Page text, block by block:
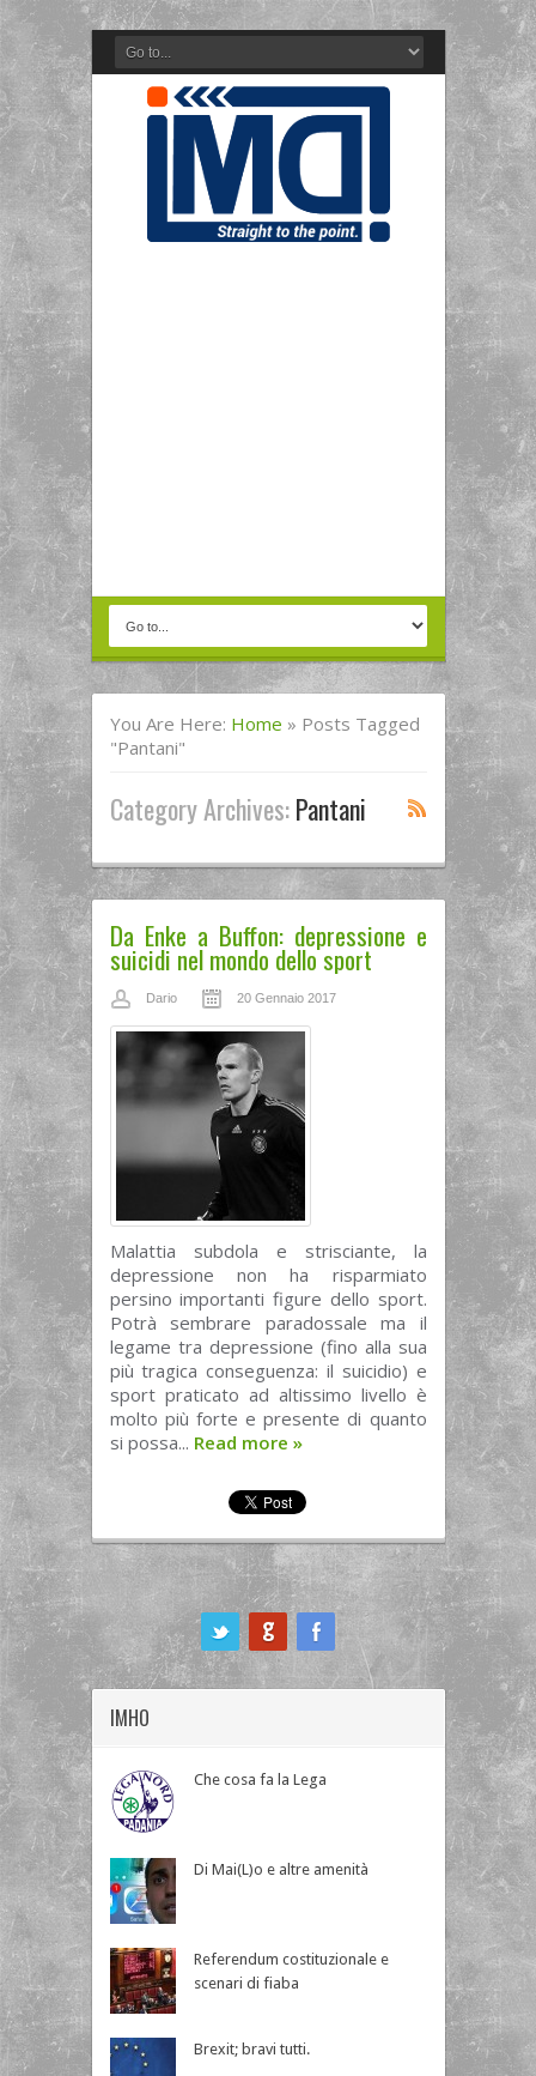
You Are Here: Home » Posts Tagged
"Pantani"
Category Archives:Pantani
Da Enke a Buffon: depressione e
suicidi nel mondo dello sport
Dario 20 Gennaio 2017
Malattia subdola e strisciante, la
depressione non ha risparmiato
persino importanti figure dello sport.
Potrà sembrare paradossale ma il
legame tra depressione (fino alla sua
più tragica conseguenza: il suicidio) e
sport praticato ad altissimo livello è
molto più forte e presente di quanto
si possa... Read more »
IMHO
Che cosa fa la Lega
Di Mai(L)o e altre amenità
Referendum costituzionale e
scenari di fiaba
Brexit; bravi tutti.